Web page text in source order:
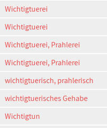
Wichtigtuerei
Wichtigtuerei
Wichtigtuerei, Prahlerei
Wichtigtuerei, Prahlerei
wichtigtuerisch, prahlerisch
wichtigtuerisches Gehabe
Wichtigtun